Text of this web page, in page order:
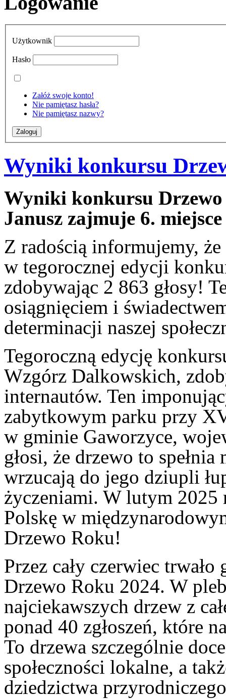
Użytkownik
Hasło
Załóż swoje konto!
Nie pamiętasz hasła?
Nie pamiętasz nazwy?
Wyniki konkursu
Wyniki konkursu
Janusz zajmuje 6.
Z radością informujemy, że
w tegorocznej edycji
zdobywając 2 863 głosy!
osiągnięciem i
determinacji naszej
Tegoroczną edycję
Wzgórz Dalkowskich,
internautów. Ten
zabytkowym parku przy
w gminie Gaworzyce,
głosi, że drzewo to
wrzucają do jego dziupli
życzeniami. W lutym 2025
Polskę w
Drzewo Roku!
Przez cały czerwiec
Drzewo Roku 2024. W
najciekawszych drzew z
ponad 40 zgłoszeń, które
To drzewa szczególnie
społeczności lokalne, a
dziedzictwa